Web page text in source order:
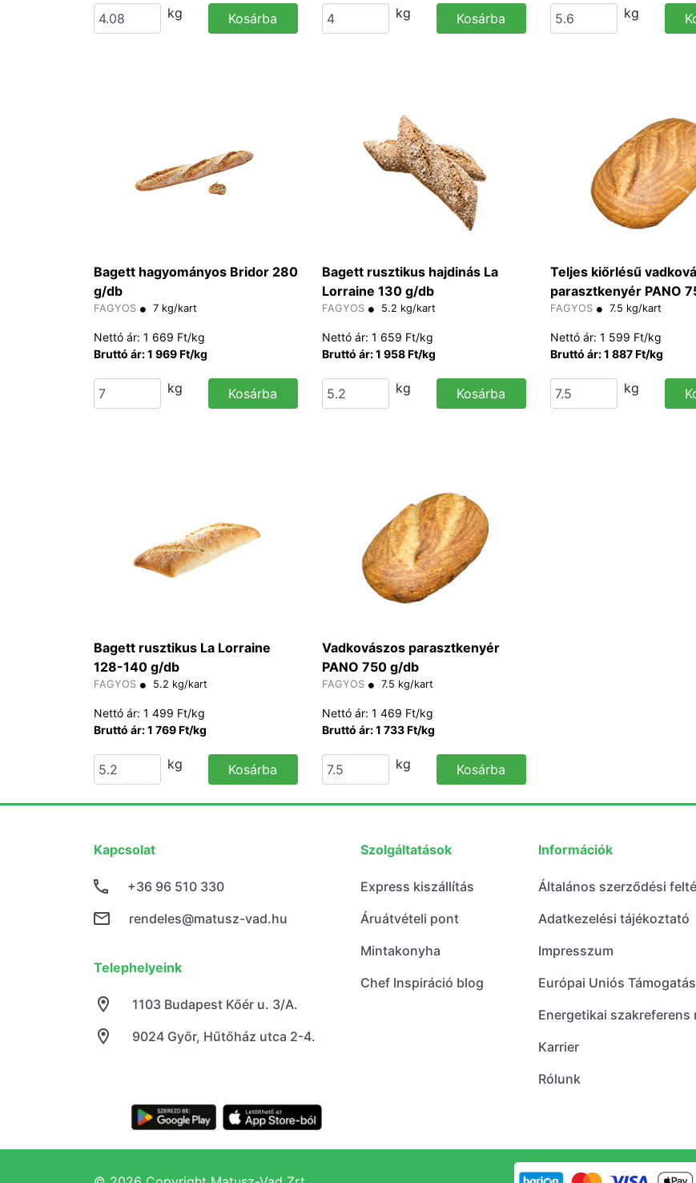
kg Kosárba kg Kosárba kg
Bagett hagyományos Bridor 280
g/db
FAGYOS 7 kg/kart
Nettó ár: 1 669 Ft/kg
Bruttó ár: 1 969 Ft/kg
kg Kosárba
Bagett rusztikus hajdinás La
Lorraine 130 g/db
FAGYOS 5.2 kg/kart
Nettó ár: 1 659 Ft/kg
Bruttó ár: 1 958 Ft/kg
kg Kosárba
Teljes kiőrlésű
parasztkenyér PANO
FAGYOS 7.5 kg/kart
Nettó ár: 1 599 Ft/kg
Bruttó ár: 1 887 Ft/kg
kg
Bagett rusztikus La Lorraine
128-140 g/db
FAGYOS 5.2 kg/kart
Nettó ár: 1 499 Ft/kg
Bruttó ár: 1 769 Ft/kg
kg Kosárba
Vadkovászos parasztkenyér
PANO 750 g/db
FAGYOS 7.5 kg/kart
Nettó ár: 1 469 Ft/kg
Bruttó ár: 1 733 Ft/kg
kg Kosárba
Kapcsolat
+36 96 510 330
rendeles@matusz-vad.hu
Telephelyeink
9024 Győr, Hűtőház utca 2-4.
1103 Budapest Kőér u. 3/A.
Szolgáltatások
Express kiszállítás
Áruátvételi pont
Mintakonyha
Chef Inspiráció blog
Információk
Általános szerződési
Adatkezelési tájékoztató
Impresszum
Európai Uniós Támogatás
Energetikai szakreferens
Karrier
Rólunk